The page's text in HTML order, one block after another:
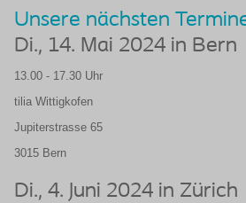
Unsere nächsten
Di., 14. Mai 2024 in Bern
13.00 - 17.30 Uhr
tilia Wittigkofen
Jupiterstrasse 65
3015 Bern
Di., 4. Juni 2024 in Zürich